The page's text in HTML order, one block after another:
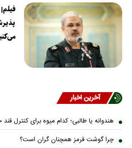
آخرین اخبار
هندوانه یا طالبی؛ کدام میوه برای کنترل
چرا گوشت قرمز همچنان گران است؟